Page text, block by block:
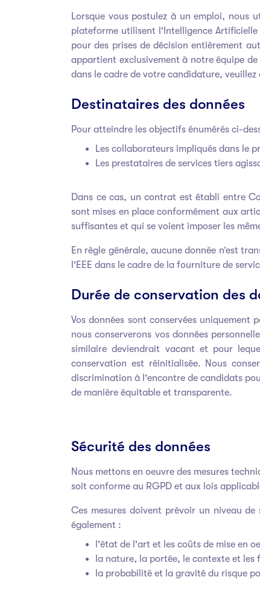
Lorsque vous postulez à un emploi, nous
plateforme utilisent l'Intelligence
pour des prises de décision entièrement
appartient exclusivement à notre équipe
dans le cadre de votre candidature, veuillez
Destinataires des données
Pour atteindre les objectifs énumérés ci-
Les collaborateurs impliqués dans le
Les prestataires de services tiers
Dans ce cas, un contrat est établi entre
sont mises en place conformément aux
suffisantes et qui se voient imposer les
En règle générale, aucune donnée n’est
l'EEE dans le cadre de la fourniture de
Durée de conservation des
Vos données sont conservées
nous conserverons vos données
similaire deviendrait vacant et pour
conservation est réinitialisée. Nous
discrimination à l'encontre de candidats
de manière équitable et transparente.
Sécurité des données
Nous mettons en oeuvre des mesures
soit conforme au RGPD et aux lois
Ces mesures doivent prévoir un niveau
également :
l'état de l'art et les coûts de mise en
la nature, la portée, le contexte et
la probabilité et la gravité du risque